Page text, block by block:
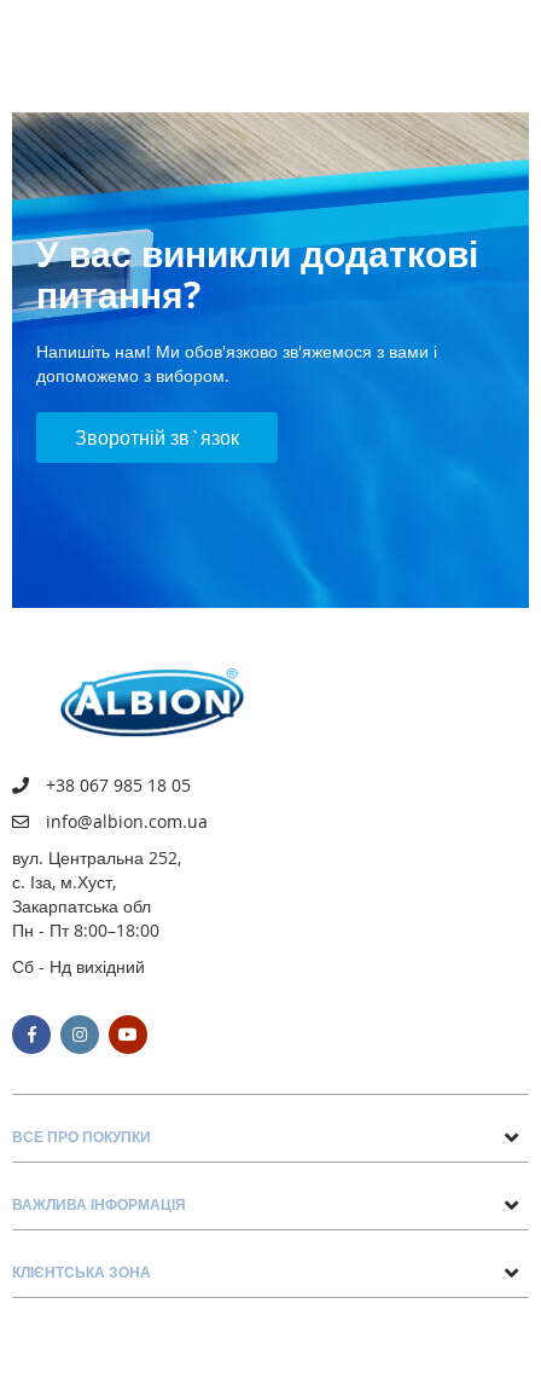
У вас виникли додаткові
питання?
Напишіть нам! Ми обов'язково зв'яжемося з вами і
допоможемо з вибором.
Зворотній зв`язок
+38 067 985 18 05
info@albion.com.ua
вул. Центральна 252,
с. Іза, м.Хуст,
Закарпатська обл
Пн - Пт 8:00–18:00
Сб - Нд вихідний
ВСЕ ПРО ПОКУПКИ
Про нас
Блог
ВАЖЛИВА ІНФОРМАЦІЯ
Доставка та оплата
КЛІЄНТСЬКА ЗОНА